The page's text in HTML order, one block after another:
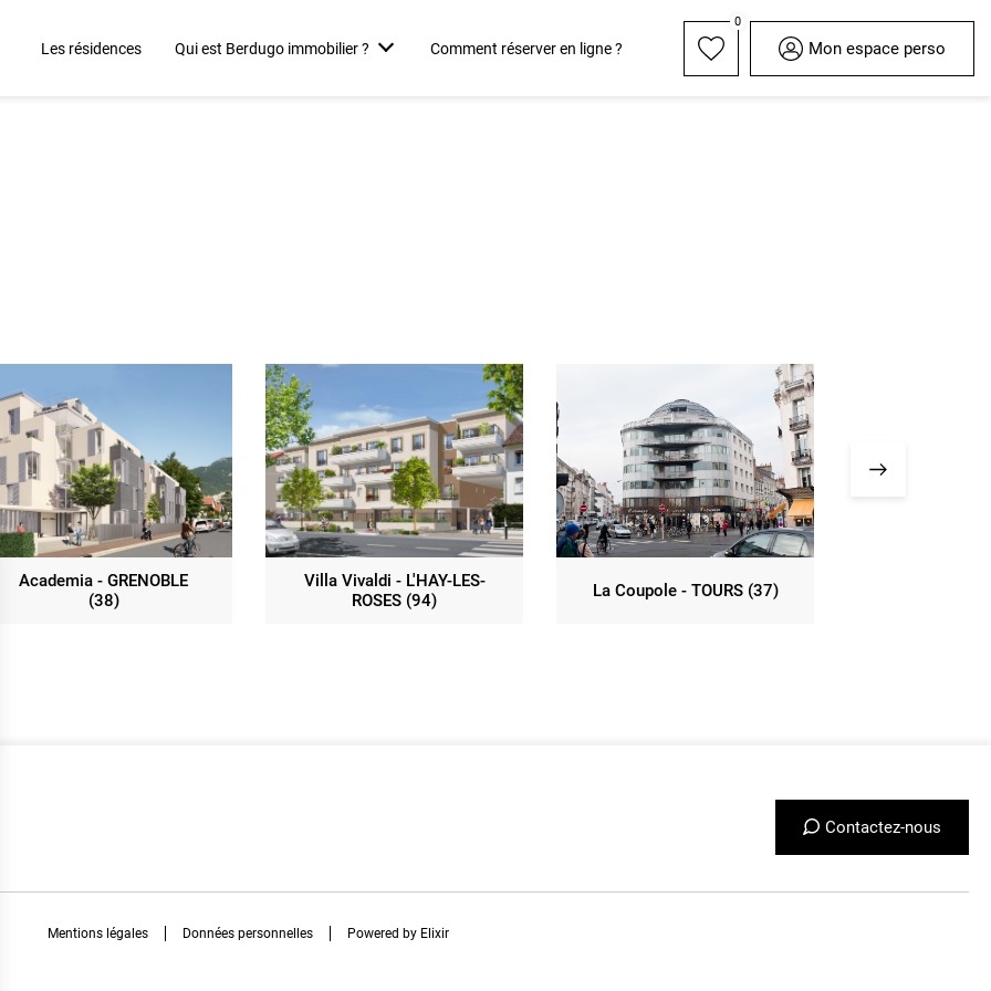
0
Mon espace perso
Les résidences Qui est Berdugo immobilier ? Comment réserver en ligne ?
Academia - GRENOBLE
(38)
Villa Vivaldi - L'HAY-LES-
ROSES (94)
La Coupole - TOURS (37)
Contactez-nous
Mentions légales Données personnelles Powered by Elixir